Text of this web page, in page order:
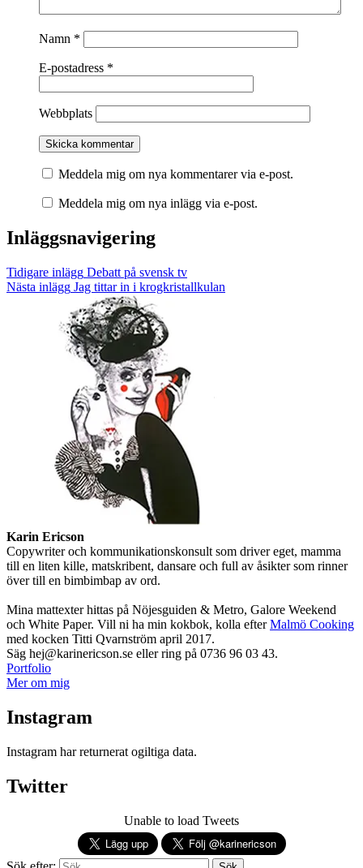
Namn *
E-postadress *
Webbplats
Meddela mig om nya kommentarer via e-post.
Meddela mig om nya inlägg via e-post.
Inläggsnavigering
Tidigare inlägg Debatt på svensk tv
Nästa inlägg Jag tittar in i krogkristallkulan
Karin Ericson
Copywriter och kommunikationskonsult som driver eget, mamma
till en liten kille, matskribent, dansare och full av åsikter som rinner
över till en bimbimbap av ord.
Mina mattexter hittas på Nöjesguiden & Metro, Galore Weekend
och White Paper. Vill ni ha min kokbok, kolla efterMalmö Cooking
med kocken Titti Qvarnström april 2017.
Säg hej@karinericson.se eller ring på 0736 96 03 43.
Portfolio
Mer om mig
Instagram
Instagram har returnerat ogiltiga data.
Twitter
Unable to load Tweets